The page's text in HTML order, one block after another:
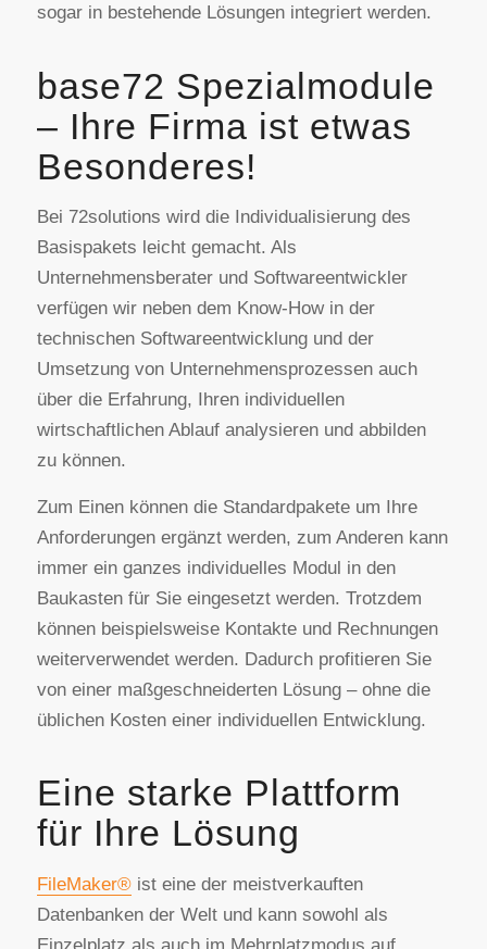
sogar in bestehende Lösungen integriert werden.
base72 Spezialmodule
– Ihre Firma ist etwas
Besonderes!
Bei 72solutions wird die Individualisierung des
Basispakets leicht gemacht. Als
Unternehmensberater und Softwareentwickler
verfügen wir neben dem Know-How in der
technischen Softwareentwicklung und der
Umsetzung von Unternehmensprozessen auch
über die Erfahrung, Ihren individuellen
wirtschaftlichen Ablauf analysieren und abbilden
zu können.
Zum Einen können die Standardpakete um Ihre
Anforderungen ergänzt werden, zum Anderen kann
immer ein ganzes individuelles Modul in den
Baukasten für Sie eingesetzt werden. Trotzdem
können beispielsweise Kontakte und Rechnungen
weiterverwendet werden. Dadurch profitieren Sie
von einer maßgeschneiderten Lösung – ohne die
üblichen Kosten einer individuellen Entwicklung.
Eine starke Plattform
für Ihre Lösung
FileMaker®ist eine der meistverkauften
Datenbanken der Welt und kann sowohl als
Einzelplatz als auch im Mehrplatzmodus auf